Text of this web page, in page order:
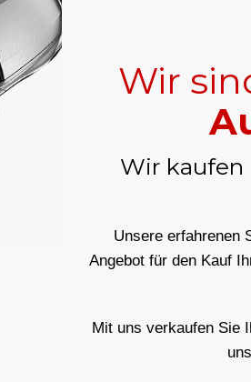
Wir
Wir kaufen
Unsere erfahrenen
Angebot für den Kauf
Mit uns verkaufen Sie